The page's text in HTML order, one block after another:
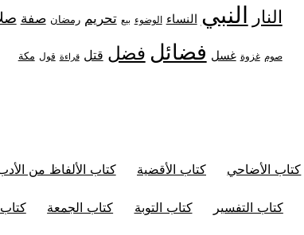
النار النبي النساء الوضوء بيع تحريم رمضان صفة
صوم غزوة غسل فضائل فضل قتل قراءة قول مكة
كتاب الأضاحي كتاب الأقضية كتاب الألفاظ من
كتاب التفسير كتاب التوبة كتاب الجمعة كتاب